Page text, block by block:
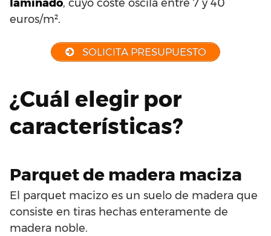
laminado, cuyo coste oscila entre 7 y 40
euros/m².
SOLICITA PRESUPUESTO
¿Cuál elegir por
características?
Parquet de madera maciza
El parquet macizo es un suelo de madera que
consiste en tiras hechas enteramente de
madera noble.